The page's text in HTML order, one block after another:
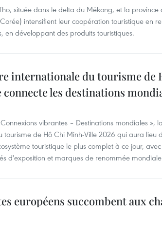
située dans le delta du Mékong, et la province
intensifient leur coopération touristique en
en développant des produits touristiques.
internationale du tourisme de
les destinations
vibrantes – Destinations mondiales »,
tourisme de Hô Chi Minh-Ville 2026 qui aura lieu
touristique le plus complet à ce jour,
d'exposition et marques de renommée
européens succombent aux